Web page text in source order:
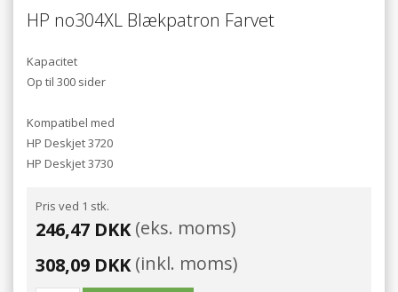
HP no304XL Blækpatron Farvet
Kapacitet
Op til 300 sider
Kompatibel med
HP Deskjet 3720
HP Deskjet 3730
Pris ved 1 stk.
246,47 DKK(eks. moms)
308,09 DKK(inkl. moms)